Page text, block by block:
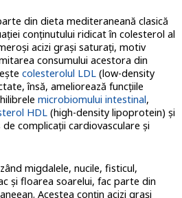
din dieta mediteraneană clasică
conţinutului ridicat în colesterol al
acizi graşi saturaţi, motiv
consumului acestora din
colesterolul LDL(low-density
însă, ameliorează funcţiile
microbiomului intestinal,
HDL(high-density lipoprotein) şi
complicaţii cardiovasculare şi
migdalele, nucile, fisticul,
și floarea soarelui, fac parte din
Acestea conţin acizi graşi